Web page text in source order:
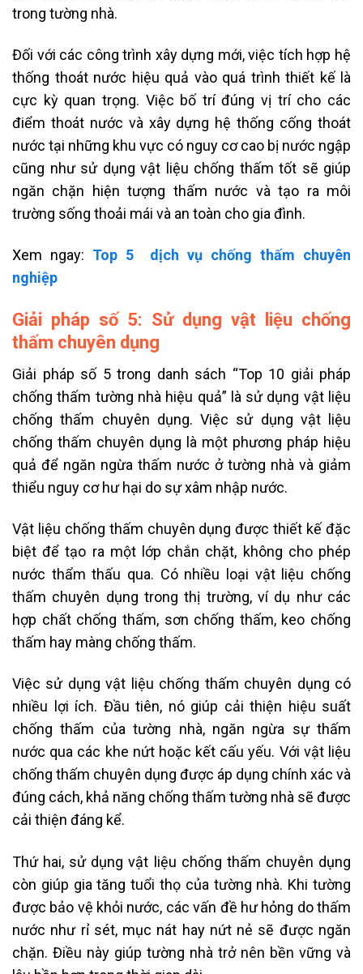
trong tường nhà.
Đối với các công trình xây dựng mới, việc tích hợp hệ
thống thoát nước hiệu quả vào quá trình thiết kế là
cực kỳ quan trọng. Việc bố trí đúng vị trí cho các
điểm thoát nước và xây dựng hệ thống cống thoát
nước tại những khu vực có nguy cơ cao bị nước ngập
cũng như sử dụng vật liệu chống thấm tốt sẽ giúp
ngăn chặn hiện tượng thấm nước và tạo ra môi
trường sống thoải mái và an toàn cho gia đình.
Xem ngay: Top 5 dịch vụ chống thấm chuyên
nghiệp
Giải pháp số 5: Sử dụng vật liệu chống
thấm chuyên dụng
Giải pháp số 5 trong danh sách “Top 10 giải pháp
chống thấm tường nhà hiệu quả” là sử dụng vật liệu
chống thấm chuyên dụng. Việc sử dụng vật liệu
chống thấm chuyên dụng là một phương pháp hiệu
quả để ngăn ngừa thấm nước ở tường nhà và giảm
thiểu nguy cơ hư hại do sự xâm nhập nước.
Vật liệu chống thấm chuyên dụng được thiết kế đặc
biệt để tạo ra một lớp chắn chặt, không cho phép
nước thẩm thấu qua. Có nhiều loại vật liệu chống
thấm chuyên dụng trong thị trường, ví dụ như các
hợp chất chống thấm, sơn chống thấm, keo chống
thấm hay màng chống thấm.
Việc sử dụng vật liệu chống thấm chuyên dụng có
nhiều lợi ích. Đầu tiên, nó giúp cải thiện hiệu suất
chống thấm của tường nhà, ngăn ngừa sự thấm
nước qua các khe nứt hoặc kết cấu yếu. Với vật liệu
chống thấm chuyên dụng được áp dụng chính xác và
đúng cách, khả năng chống thấm tường nhà sẽ được
cải thiện đáng kể.
Thứ hai, sử dụng vật liệu chống thấm chuyên dụng
còn giúp gia tăng tuổi thọ của tường nhà. Khi tường
được bảo vệ khỏi nước, các vấn đề hư hỏng do thấm
nước như rỉ sét, mục nát hay nứt nẻ sẽ được ngăn
chặn. Điều này giúp tường nhà trở nên bền vững và